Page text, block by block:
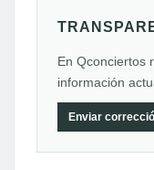
En Qconciertos
información
Enviar